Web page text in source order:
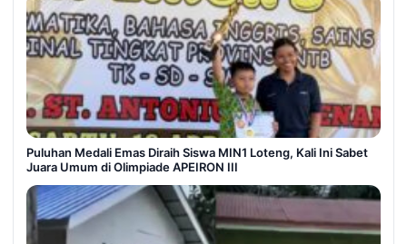
Puluhan Medali Emas Diraih Siswa MIN1 Loteng, Kali Ini Sabet
Juara Umum di Olimpiade APEIRON III